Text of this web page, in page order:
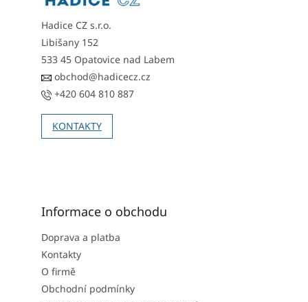
Hadice CZ s.r.o.
Libišany 152
533 45 Opatovice nad Labem
obchod@hadicecz.cz
+420 604 810 887
KONTAKTY
Informace o obchodu
Doprava a platba
Kontakty
O firmě
Obchodní podmínky